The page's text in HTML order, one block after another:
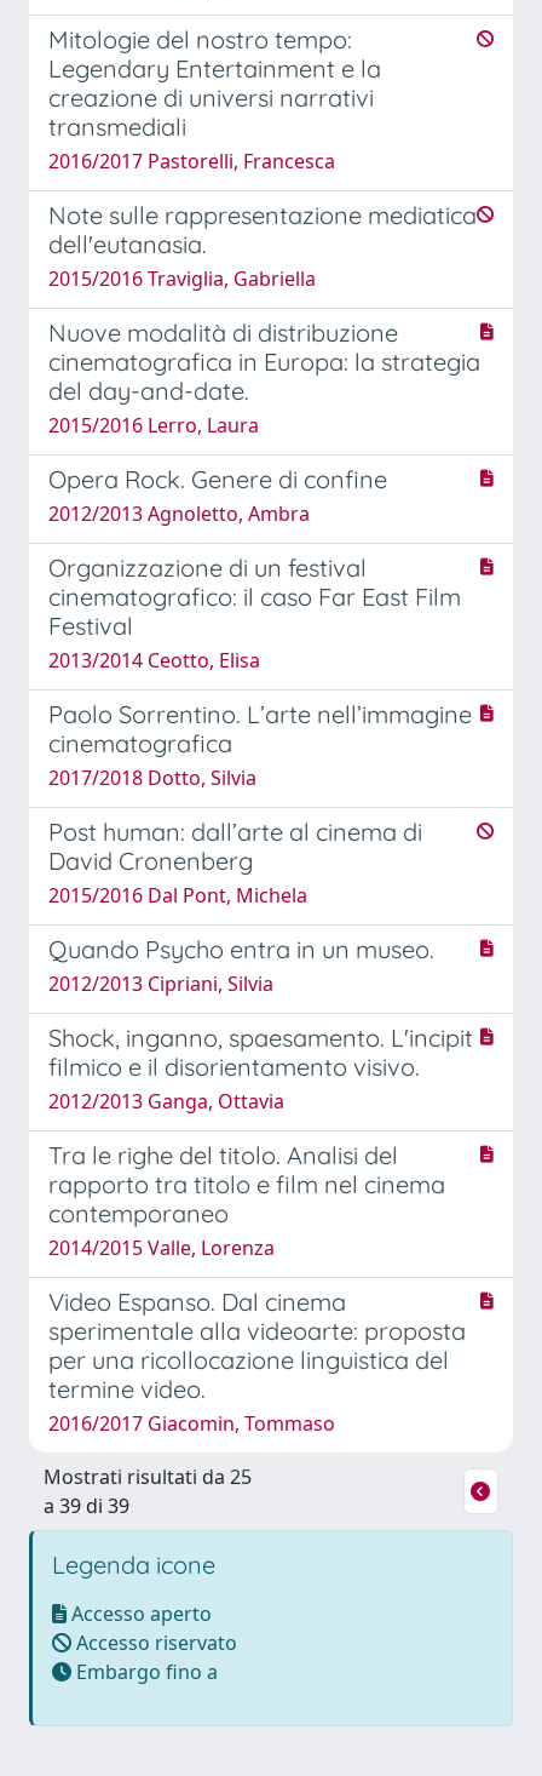
Mitologie del nostro tempo:
Legendary Entertainment e la
creazione di universi narrativi
transmediali
2016/2017 Pastorelli, Francesca
Note sulle rappresentazione mediatica
dell'eutanasia.
2015/2016 Traviglia, Gabriella
Nuove modalità di distribuzione
cinematografica in Europa: la strategia
del day-and-date.
2015/2016 Lerro, Laura
Opera Rock. Genere di confine
2012/2013 Agnoletto, Ambra
Organizzazione di un festival
cinematografico: il caso Far East Film
Festival
2013/2014 Ceotto, Elisa
Paolo Sorrentino. L’arte nell’immagine
cinematografica
2017/2018 Dotto, Silvia
Post human: dall’arte al cinema di
David Cronenberg
2015/2016 Dal Pont, Michela
Quando Psycho entra in un museo.
2012/2013 Cipriani, Silvia
Shock, inganno, spaesamento. L'incipit
filmico e il disorientamento visivo.
2012/2013 Ganga, Ottavia
Tra le righe del titolo. Analisi del
rapporto tra titolo e film nel cinema
contemporaneo
2014/2015 Valle, Lorenza
Video Espanso. Dal cinema
sperimentale alla videoarte: proposta
per una ricollocazione linguistica del
termine video.
2016/2017 Giacomin, Tommaso
Mostrati risultati da 25
a 39 di 39
Legenda icone
Accesso aperto
Accesso riservato
Embargo fino a